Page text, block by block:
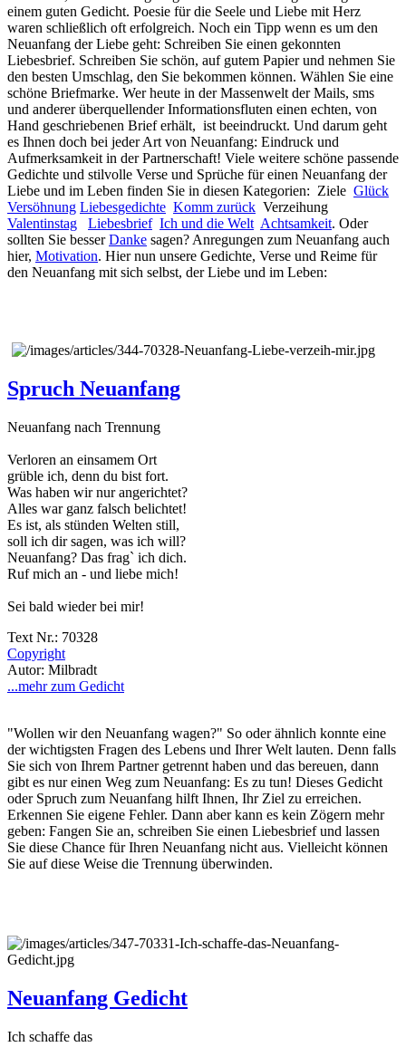
einem guten Gedicht. Poesie für die Seele und Liebe mit Herz
waren schließlich oft erfolgreich. Noch ein Tipp wenn es um den
Neuanfang der Liebe geht: Schreiben Sie einen gekonnten
Liebesbrief. Schreiben Sie schön, auf gutem Papier und nehmen Sie
den besten Umschlag, den Sie bekommen können. Wählen Sie eine
schöne Briefmarke. Wer heute in der Massenwelt der Mails, sms
und anderer überquellender Informationsfluten einen echten, von
Hand geschriebenen Brief erhält, ist beeindruckt. Und darum geht
es Ihnen doch bei jeder Art von Neuanfang: Eindruck und
Aufmerksamkeit in der Partnerschaft! Viele weitere schöne passende
Gedichte und stilvolle Verse und Sprüche für einen Neuanfang der
Liebe und im Leben finden Sie in diesen Kategorien: Ziele Glück
Versöhnung Liebesgedichte Komm zurück Verzeihung
Valentinstag
Liebesbrief Ich und die Welt Achtsamkeit. Oder
sollten Sie besserDanke sagen? Anregungen zum Neuanfang auch
hier, Motivation. Hier nun unsere Gedichte, Verse und Reime für
den Neuanfang mit sich selbst, der Liebe und im Leben:
Spruch Neuanfang
Neuanfang nach Trennung
Verloren an einsamem Ort
grüble ich, denn du bist fort.
Was haben wir nur angerichtet?
Alles war ganz falsch belichtet!
Es ist, als stünden Welten still,
soll ich dir sagen, was ich will?
Neuanfang? Das frag` ich dich.
Ruf mich an - und liebe mich!
Sei bald wieder bei mir!
Text Nr.: 70328
Copyright
Autor: Milbradt
...mehr zum Gedicht
"Wollen wir den Neuanfang wagen?" So oder ähnlich konnte eine
der wichtigsten Fragen des Lebens und Ihrer Welt lauten. Denn falls
Sie sich von Ihrem Partner getrennt haben und das bereuen, dann
gibt es nur einen Weg zum Neuanfang: Es zu tun! Dieses Gedicht
oder Spruch zum Neuanfang hilft Ihnen, Ihr Ziel zu erreichen.
Erkennen Sie eigene Fehler. Dann aber kann es kein Zögern mehr
geben: Fangen Sie an, schreiben Sie einen Liebesbrief und lassen
Sie diese Chance für Ihren Neuanfang nicht aus. Vielleicht können
Sie auf diese Weise die Trennung überwinden.
Neuanfang Gedicht
Ich schaffe das